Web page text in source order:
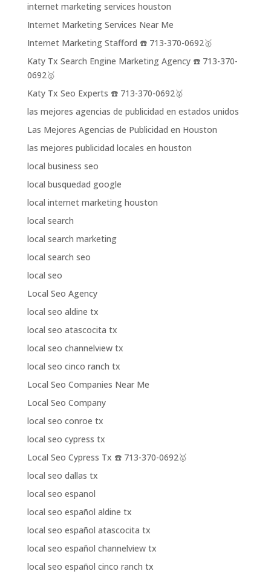
internet marketing services houston
Internet Marketing Services Near Me
Internet Marketing Stafford ☎️ 713-370-0692🥇
Katy Tx Search Engine Marketing Agency ☎️ 713-370-
0692🥇
Katy Tx Seo Experts ☎️ 713-370-0692🥇
las mejores agencias de publicidad en estados unidos
Las Mejores Agencias de Publicidad en Houston
las mejores publicidad locales en houston
local business seo
local busquedad google
local internet marketing houston
local search
local search marketing
local search seo
local seo
Local Seo Agency
local seo aldine tx
local seo atascocita tx
local seo channelview tx
local seo cinco ranch tx
Local Seo Companies Near Me
Local Seo Company
local seo conroe tx
local seo cypress tx
Local Seo Cypress Tx ☎️ 713-370-0692🥇
local seo dallas tx
local seo espanol
local seo español aldine tx
local seo español atascocita tx
local seo español channelview tx
local seo español cinco ranch tx